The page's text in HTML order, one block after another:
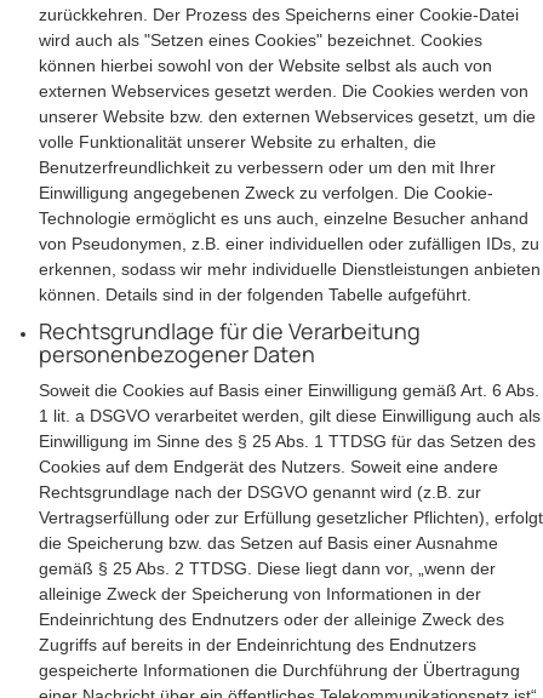
zurückkehren. Der Prozess des Speicherns einer Cookie-Datei
wird auch als "Setzen eines Cookies" bezeichnet. Cookies
können hierbei sowohl von der Website selbst als auch von
externen Webservices gesetzt werden. Die Cookies werden von
unserer Website bzw. den externen Webservices gesetzt, um die
volle Funktionalität unserer Website zu erhalten, die
Benutzerfreundlichkeit zu verbessern oder um den mit Ihrer
Einwilligung angegebenen Zweck zu verfolgen. Die Cookie-
Technologie ermöglicht es uns auch, einzelne Besucher anhand
von Pseudonymen, z.B. einer individuellen oder zufälligen IDs, zu
erkennen, sodass wir mehr individuelle Dienstleistungen anbieten
können. Details sind in der folgenden Tabelle aufgeführt.
Rechtsgrundlage für die Verarbeitung
personenbezogener Daten
Soweit die Cookies auf Basis einer Einwilligung gemäß Art. 6 Abs.
1 lit. a DSGVO verarbeitet werden, gilt diese Einwilligung auch als
Einwilligung im Sinne des § 25 Abs. 1 TTDSG für das Setzen des
Cookies auf dem Endgerät des Nutzers. Soweit eine andere
Rechtsgrundlage nach der DSGVO genannt wird (z.B. zur
Vertragserfüllung oder zur Erfüllung gesetzlicher Pflichten), erfolgt
die Speicherung bzw. das Setzen auf Basis einer Ausnahme
gemäß § 25 Abs. 2 TTDSG. Diese liegt dann vor, „wenn der
alleinige Zweck der Speicherung von Informationen in der
Endeinrichtung des Endnutzers oder der alleinige Zweck des
Zugriffs auf bereits in der Endeinrichtung des Endnutzers
gespeicherte Informationen die Durchführung der Übertragung